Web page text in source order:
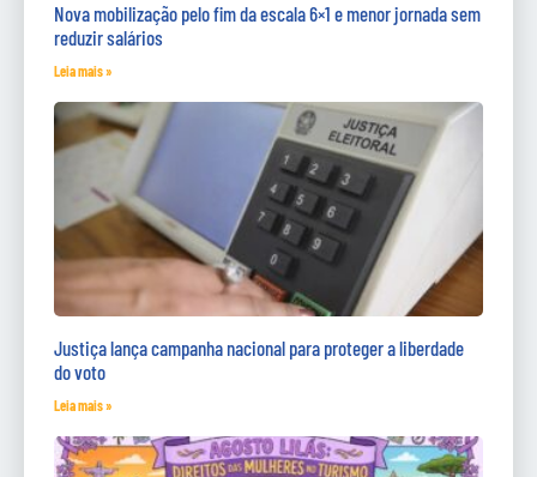
Nova mobilização pelo fim da escala 6×1 e menor jornada sem
reduzir salários
Leia mais »
Justiça lança campanha nacional para proteger a liberdade
do voto
Leia mais »